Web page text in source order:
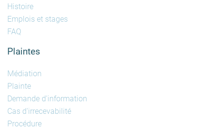
Histoire
Emplois et stages
FAQ
Plaintes
Médiation
Plainte
Demande d'information
Cas d'irrecevabilité
Procédure